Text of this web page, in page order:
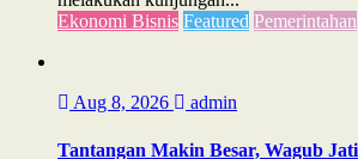
Ekonomi Bisnis Featured Pemerintahan
Aug 8, 2026 admin
Tantangan Makin Besar, Wagub